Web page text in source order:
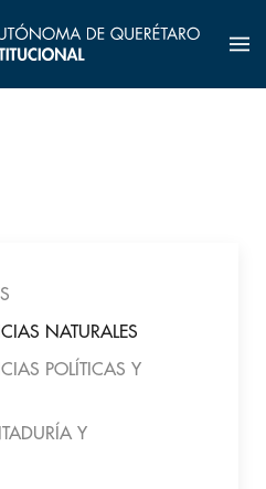
NATURALES
POLÍTICAS Y
Y